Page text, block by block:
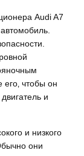
Audi A7
чтобы он
и
и низкого
они